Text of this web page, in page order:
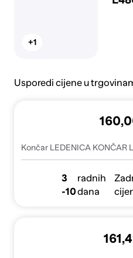
+1
Usporedi cijene u
Končar LEDENICA KONČAR
3
-10
radnih
dana